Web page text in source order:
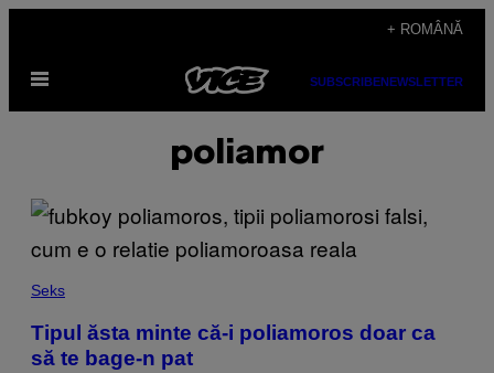
content
+ ROMÂNĂ
Open
SUBSCRIBENEWSLETTER
poliamor
Seks
Tipul ăsta minte că-i poliamoros doar ca
să te bage-n pat